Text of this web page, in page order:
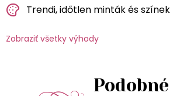
Trendi, időtlen minták és színek
Zobraziť všetky výhody
Podobné